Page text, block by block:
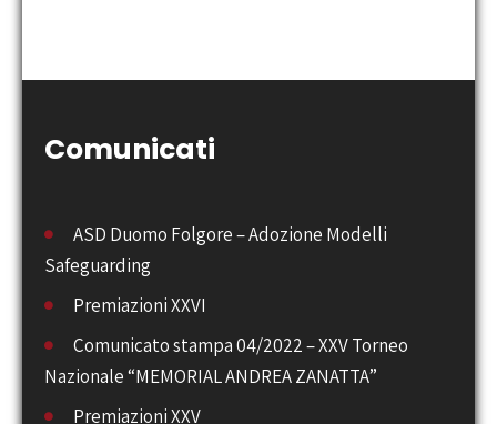
Comunicati
ASD Duomo Folgore – Adozione Modelli
Safeguarding
Premiazioni XXVI
Comunicato stampa 04/2022 – XXV Torneo
Nazionale “MEMORIAL ANDREA ZANATTA”
Premiazioni XXV